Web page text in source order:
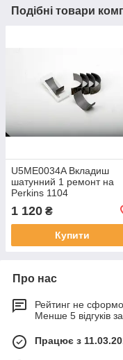
Подібні товари
U5ME0034A Вкладиш
шатунний 1 ремонт на
Perkins 1104
1 120 ₴
Купити
Про нас
Рейтинг не
Менше 5 відгуків
Працює з